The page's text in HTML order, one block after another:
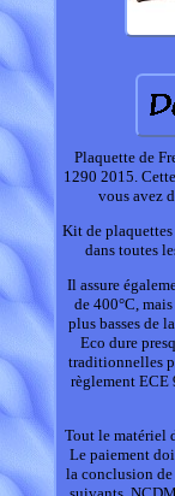
Plaquette de
1290 2015.
vous avez
Kit de
dans toutes
Il assure
de 400°C,
plus basses de
Eco dure
traditionnelles
règlement ECE
Tout le matériel
Le paiement
la conclusion de